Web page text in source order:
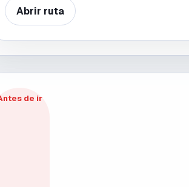
Abrir ruta
de ir